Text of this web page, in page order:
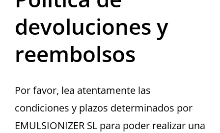
Español
English
devoluciones y
reembolsos
Por favor, lea atentamente las
condiciones y plazos determinados por
EMULSIONIZER SL para poder realizar una